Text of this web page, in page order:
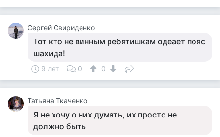
Cергей Свириденко
Тот кто не винным ребятишкам одеает пояс
шахида!
9 лет 0 0
Татьяна Ткаченко
Я не хочу о них думать, их просто не
должно быть